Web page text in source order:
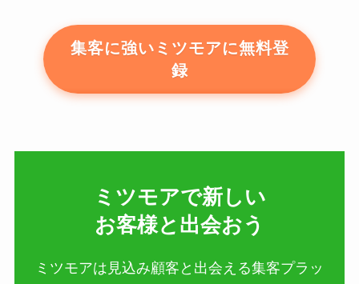
集客に強いミツモアに無料登
録
ミツモアで新しい​
お客様と出会おう
ミツモアは見込み顧客と出会える集客プラッ